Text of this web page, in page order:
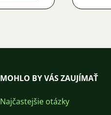
MOHLO BY VÁS ZAUJÍMAŤ
Najčastejšie otázky